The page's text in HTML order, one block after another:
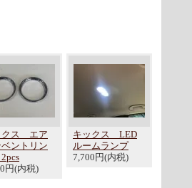
クス エア
ントリン
円(内税)
キックス LED
ルームランプ
7,700円(内税)